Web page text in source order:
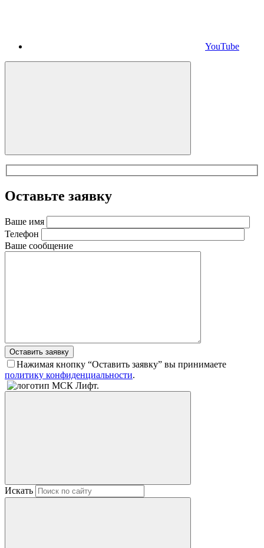
YouTube
Оставьте заявку
Ваше имя
Телефон
Ваше сообщение
Оставить заявку
Нажимая кнопку “Оставить заявку” вы принимаете
политику конфиденциальности.
Искать